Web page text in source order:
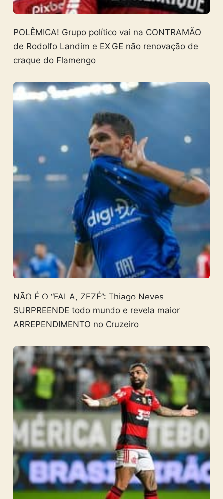
POLÊMICA! Grupo político vai na CONTRAMÃO
de Rodolfo Landim e EXIGE não renovação de
craque do Flamengo
NÃO É O “FALA, ZEZÉ”: Thiago Neves
SURPREENDE todo mundo e revela maior
ARREPENDIMENTO no Cruzeiro